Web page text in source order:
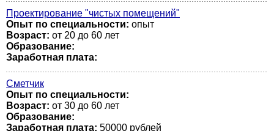
Проектирование "чистых помещений"
Опыт по специальности: опыт
Возраст: от 20 до 60 лет
Образование:
Заработная плата:
Сметчик
Опыт по специальности:
Возраст: от 30 до 60 лет
Образование:
Заработная плата: 50000 рублей